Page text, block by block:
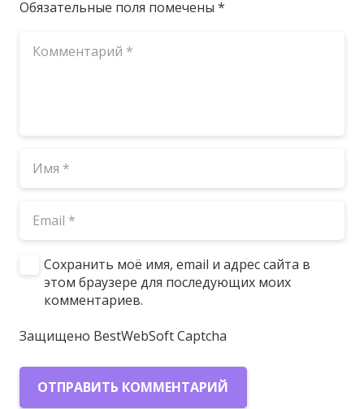
Обязательные поля помечены *
Сохранить моё имя, email и адрес сайта в
этом браузере для последующих моих
комментариев.
Защищено BestWebSoft Captcha
ОТПРАВИТЬ КОММЕНТАРИЙ